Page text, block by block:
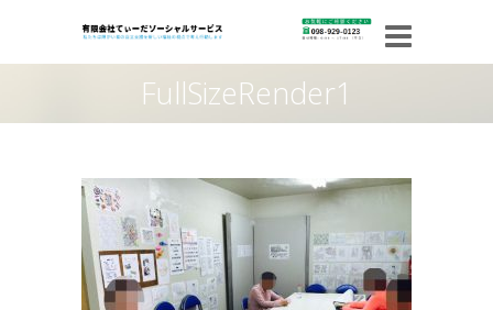
FullSizeRender1